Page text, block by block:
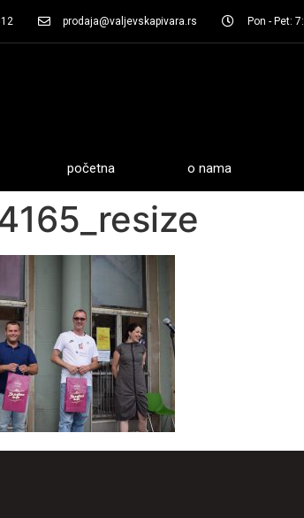
prodaja@valjevskapivara.rs Pon - Pet:
početna o nama